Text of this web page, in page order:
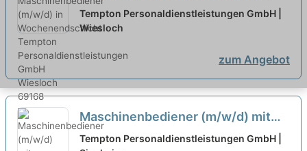
Wochenendschicht neu
Tempton Personaldienstleistungen GmbH |
Wiesloch
zum Angebot
Maschinenbediener (m/w/d) mit
Wochenende neu
Tempton Personaldienstleistungen GmbH |